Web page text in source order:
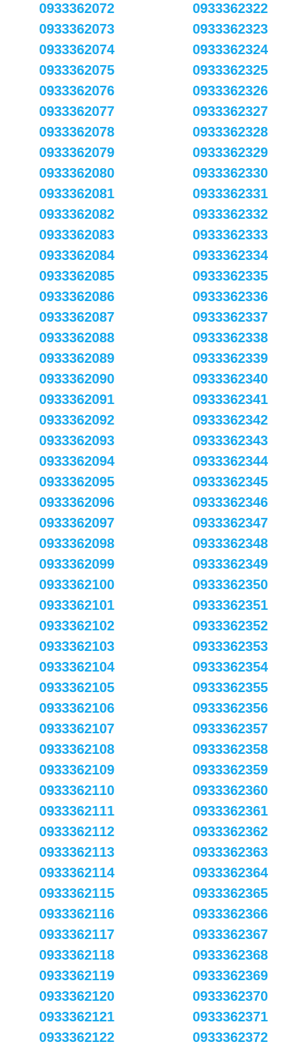
0933362072
0933362073
0933362074
0933362075
0933362076
0933362077
0933362078
0933362079
0933362080
0933362081
0933362082
0933362083
0933362084
0933362085
0933362086
0933362087
0933362088
0933362089
0933362090
0933362091
0933362092
0933362093
0933362094
0933362095
0933362096
0933362097
0933362098
0933362099
0933362100
0933362101
0933362102
0933362103
0933362104
0933362105
0933362106
0933362107
0933362108
0933362109
0933362110
0933362111
0933362112
0933362113
0933362114
0933362115
0933362116
0933362117
0933362118
0933362119
0933362120
0933362121
0933362122
0933362322
0933362323
0933362324
0933362325
0933362326
0933362327
0933362328
0933362329
0933362330
0933362331
0933362332
0933362333
0933362334
0933362335
0933362336
0933362337
0933362338
0933362339
0933362340
0933362341
0933362342
0933362343
0933362344
0933362345
0933362346
0933362347
0933362348
0933362349
0933362350
0933362351
0933362352
0933362353
0933362354
0933362355
0933362356
0933362357
0933362358
0933362359
0933362360
0933362361
0933362362
0933362363
0933362364
0933362365
0933362366
0933362367
0933362368
0933362369
0933362370
0933362371
0933362372